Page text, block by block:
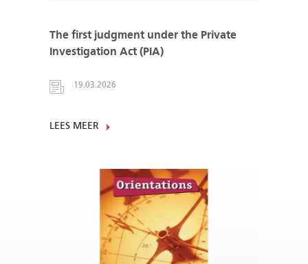
The first judgment under the Private
Investigation Act (PIA)
19.03.2026
LEES MEER